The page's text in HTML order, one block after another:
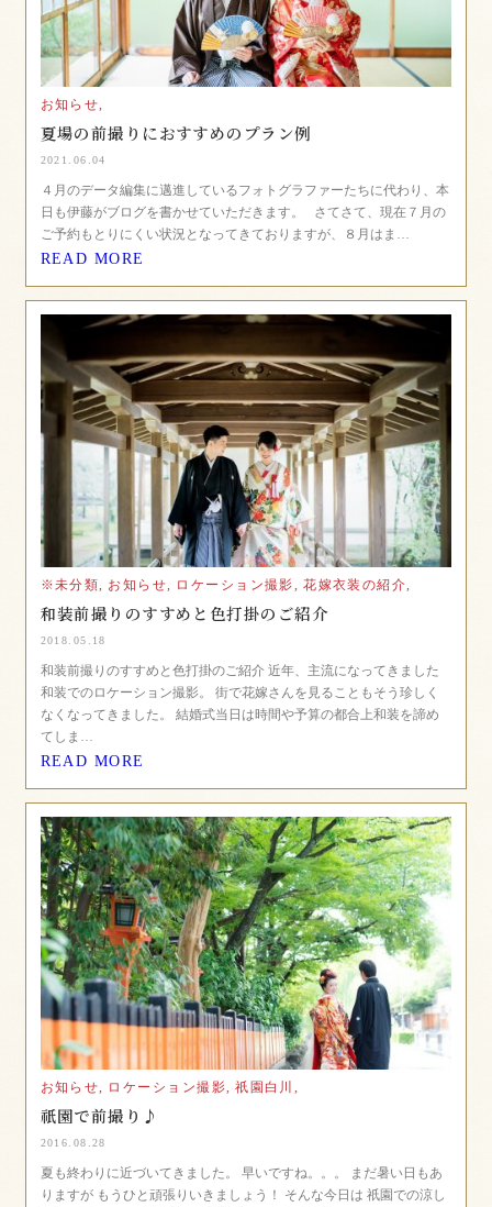
お知らせ,
夏場の前撮りにおすすめのプラン例
2021.06.04
４月のデータ編集に邁進しているフォトグラファーたちに代わり、本
日も伊藤がブログを書かせていただきます。 さてさて、現在７月の
ご予約もとりにくい状況となってきておりますが、８月はま…
READ MORE
※未分類, お知らせ, ロケーション撮影, 花嫁衣装の紹介,
和装前撮りのすすめと色打掛のご紹介
2018.05.18
和装前撮りのすすめと色打掛のご紹介 近年、主流になってきました
和装でのロケーション撮影。 街で花嫁さんを見ることもそう珍しく
なくなってきました。 結婚式当日は時間や予算の都合上和装を諦め
てしま…
READ MORE
お知らせ, ロケーション撮影, 祇園白川,
祇園で前撮り♪
2016.08.28
夏も終わりに近づいてきました。 早いですね。。。 まだ暑い日もあ
りますが もうひと頑張りいきましょう！ そんな今日は 祇園での涼し